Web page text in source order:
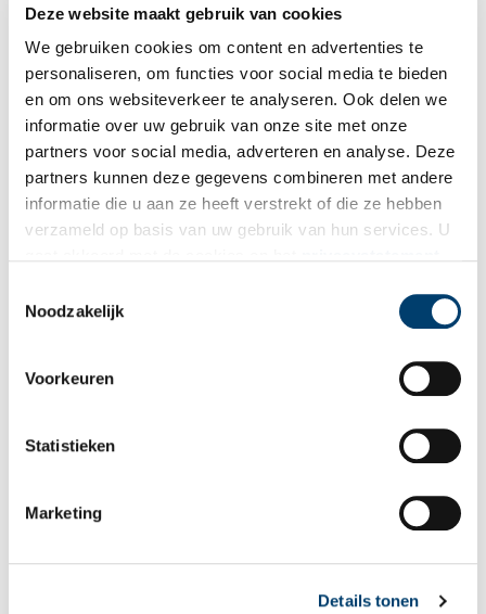
Deze website maakt gebruik van cookies
We gebruiken cookies om content en advertenties te
personaliseren, om functies voor social media te bieden
en om ons websiteverkeer te analyseren. Ook delen we
informatie over uw gebruik van onze site met onze
partners voor social media, adverteren en analyse. Deze
partners kunnen deze gegevens combineren met andere
informatie die u aan ze heeft verstrekt of die ze hebben
verzameld op basis van uw gebruik van hun services. U
Noodzakelijk
Voorkeuren
Statistieken
Marketing
Details tonen